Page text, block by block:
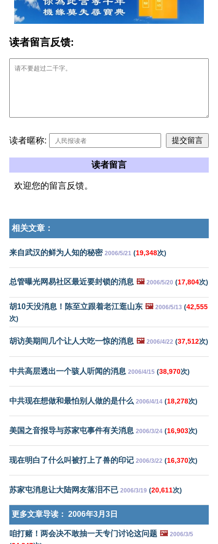
读者留言反馈:
读者暱称:
读者留言
欢迎您的留言反馈。
相关文章：
来自武汉的鲜为人知的秘密 2006/5/21 (19,348次)
总管曝光网易社区最近要封锁的消息 🖼️ 2006/5/20 (17,804次)
胡10天没消息！陈至立跟着老江逛山东 🖼️ 2006/5/13 (42,555
次)
胡访美期间几个让人大吃一惊的消息 🖼️ 2006/4/22 (37,512次)
中共高层透出一个骇人听闻的消息 2006/4/15 (38,970次)
中共现在想做和最怕别人做的是什么 2006/4/14 (18,278次)
美国之音报导与苏家屯事件有关消息 2006/3/24 (16,903次)
现在明白了什么叫被打上了兽的印记 2006/3/22 (16,370次)
苏家屯消息让大陆网友落泪不已 2006/3/19 (20,611次)
更多文章导读： 2006年3月3日
咱打赌！两会决不敢抽一天专门讨论这问题 🖼️ 2006/3/5